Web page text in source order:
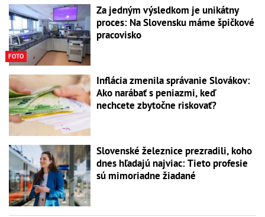
FOTO
Za jedným výsledkom je unikátny
proces: Na Slovensku máme špičkové
pracovisko
Inflácia zmenila správanie Slovákov:
Ako narábať s peniazmi, keď
nechcete zbytočne riskovať?
Slovenské železnice prezradili, koho
dnes hľadajú najviac: Tieto profesie
sú mimoriadne žiadané